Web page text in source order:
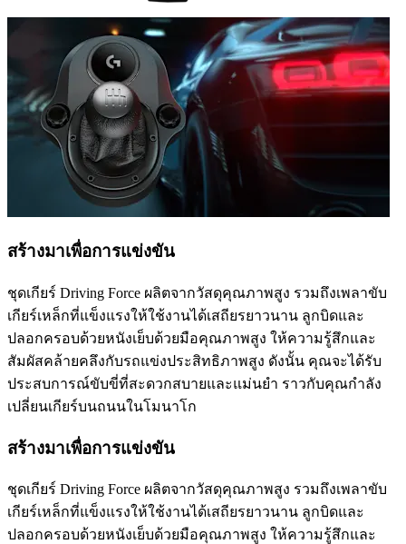
สร้างมาเพื่อการแข่งขัน
ชุดเกียร์ Driving Force ผลิตจากวัสดุคุณภาพสูง รวมถึงเพลาขับ
เกียร์เหล็กที่แข็งแรงให้ใช้งานได้เสถียรยาวนาน ลูกบิดและ
ปลอกครอบด้วยหนังเย็บด้วยมือคุณภาพสูง ให้ความรู้สึกและ
สัมผัสคล้ายคลึงกับรถแข่งประสิทธิภาพสูง ดังนั้น คุณจะได้รับ
ประสบการณ์ขับขี่ที่สะดวกสบายและแม่นยำ ราวกับคุณกำลัง
เปลี่ยนเกียร์บนถนนในโมนาโก
สร้างมาเพื่อการแข่งขัน
ชุดเกียร์ Driving Force ผลิตจากวัสดุคุณภาพสูง รวมถึงเพลาขับ
เกียร์เหล็กที่แข็งแรงให้ใช้งานได้เสถียรยาวนาน ลูกบิดและ
ปลอกครอบด้วยหนังเย็บด้วยมือคุณภาพสูง ให้ความรู้สึกและ